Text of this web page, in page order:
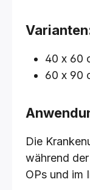
40 x 60
60 x 90
Die
während
OPs und im